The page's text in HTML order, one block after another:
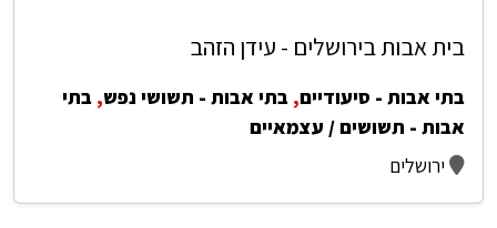
בית אבות בירושלים - עידן הזהב
בתי אבות - סיעודיים, בתי אבות - תשושי נפש, בתי
אבות - תשושים / עצמאיים
ירושלים